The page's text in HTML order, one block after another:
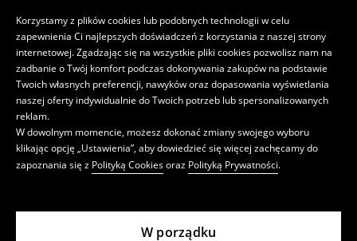
Korzystamy z plików cookies lub podobnych technologii w celu
zapewnienia Ci najlepszych doświadczeń z korzystania z naszej strony
internetowej. Zgadzając się na wszystkie pliki cookies pozwolisz nam na
zadbanie o Twój komfort podczas dokonywania zakupów na podstawie
Twoich własnych preferencji, nawyków oraz dopasowania wyświetlania
naszej oferty indywidualnie do Twoich potrzeb lub spersonalizowanych
reklam.
W dowolnym momencie, możesz dokonać zmiany swojego wyboru
klikając opcję „Ustawienia”, aby dowiedzieć się więcej zachęcamy do
zapoznania się z Polityką Cookiesoraz Polityką Prywatności.
W porządku
od MOHITO i wybierz tą idealną!
Torebki shopper: pytania
1. Czy w MOHITO dostępne są torebki
shopper ze skóry naturalnej?
Produkty w tej sekcji są tworzone z imitacji skóry lub z
bawełny.
Wszystko zależy od wymiarów laptopa, jeśli przykładowo ma
on wymiary: wysokość 1.9 cm, szerokość 32 cm i głębokość